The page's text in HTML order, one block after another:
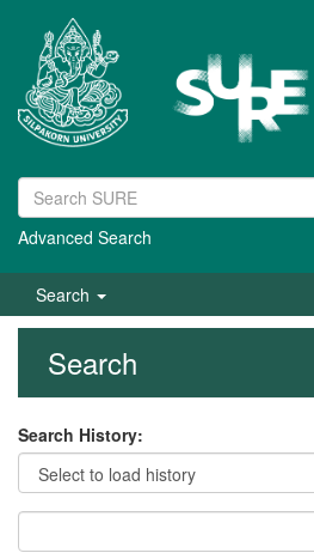
Advanced Search
Search
Search
Search History: